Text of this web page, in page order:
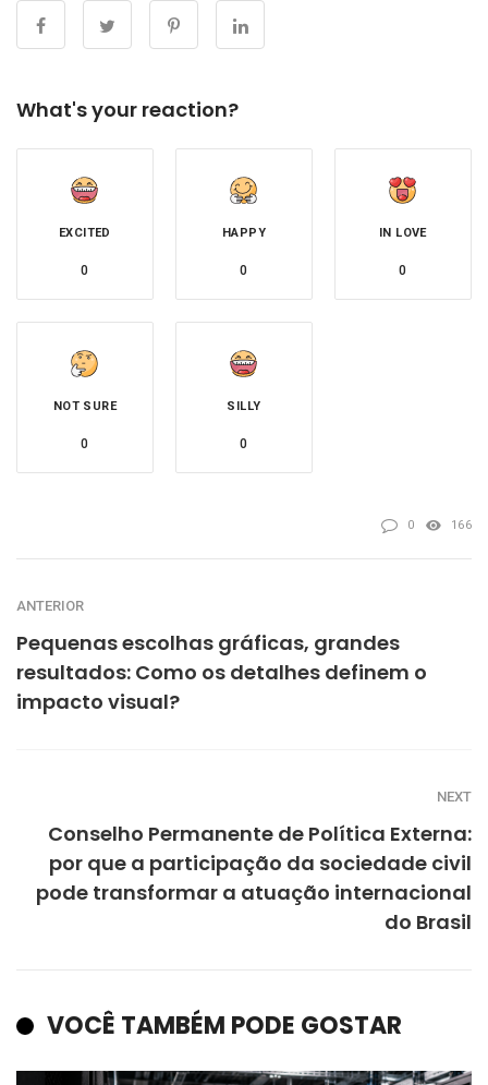
What's your reaction?
EXCITED
0
HAPPY
0
IN LOVE
0
NOT SURE
0
SILLY
0
0 166
ANTERIOR
Pequenas escolhas gráficas, grandes
resultados: Como os detalhes definem o
impacto visual?
NEXT
Conselho Permanente de Política Externa:
por que a participação da sociedade civil
pode transformar a atuação internacional
do Brasil
VOCÊ TAMBÉM PODE GOSTAR